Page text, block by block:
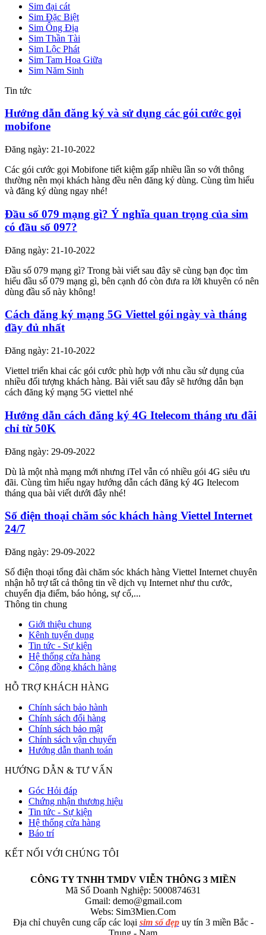
Sim đại cát
Sim Đặc Biệt
Sim Ông Địa
Sim Thần Tài
Sim Lộc Phát
Sim Tam Hoa Giữa
Sim Năm Sinh
Tin tức
Hướng dẫn đăng ký và sử dụng các gói cước gọi
mobifone
Đăng ngày: 21-10-2022
Các gói cước gọi Mobifone tiết kiệm gấp nhiều lần so với thông
thường nên mọi khách hàng đều nên đăng ký dùng. Cùng tìm hiểu
và đăng ký dùng ngay nhé!
Đầu số 079 mạng gì? Ý nghĩa quan trọng của sim
có đầu số 097?
Đăng ngày: 21-10-2022
Đầu số 079 mạng gì? Trong bài viết sau đây sẽ cùng bạn đọc tìm
hiểu đầu số 079 mạng gì, bên cạnh đó còn đưa ra lời khuyên có nên
dùng đầu số này không!
Cách đăng ký mạng 5G Viettel gói ngày và tháng
đầy đủ nhất
Đăng ngày: 21-10-2022
Viettel triển khai các gói cước phù hợp với nhu cầu sử dụng của
nhiều đối tượng khách hàng. Bài viết sau đây sẽ hướng dẫn bạn
cách đăng ký mạng 5G viettel nhé
Hướng dẫn cách đăng ký 4G Itelecom tháng ưu đãi
chỉ từ 50K
Đăng ngày: 29-09-2022
Dù là một nhà mạng mới nhưng iTel vẫn có nhiều gói 4G siêu ưu
đãi. Cùng tìm hiểu ngay hướng dẫn cách đăng ký 4G Itelecom
tháng qua bài viết dưới đây nhé!
Số điện thoại chăm sóc khách hàng Viettel Internet
24/7
Đăng ngày: 29-09-2022
Số điện thoại tổng đài chăm sóc khách hàng Viettel Internet chuyên
nhận hỗ trợ tất cả thông tin về dịch vụ Internet như thu cước,
chuyển địa điểm, báo hỏng, sự cố,...
Thông tin chung
Giới thiệu chung
Kênh tuyển dụng
Tin tức - Sự kiện
Hệ thống cửa hàng
Cộng đồng khách hàng
HỖ TRỢ KHÁCH HÀNG
Chính sách bảo hành
Chính sách đổi hàng
Chính sách bảo mật
Chính sách vận chuyển
Hướng dẫn thanh toán
HƯỚNG DẪN & TƯ VẤN
Góc Hỏi đáp
Chứng nhận thương hiệu
Tin tức - Sự kiện
Hệ thống cửa hàng
Báo trí
KẾT NỐI VỚI CHÚNG TÔI
CÔNG TY TNHH TMDV VIỄN THÔNG 3 MIỀN
Mã Số Doanh Nghiệp: 5000874631
Gmail: demo@gmail.com
Webs: Sim3Mien.Com
Địa chỉ chuyên cung cấp các loại sim số đẹpuy tín 3 miền Bắc -
Trung - Nam